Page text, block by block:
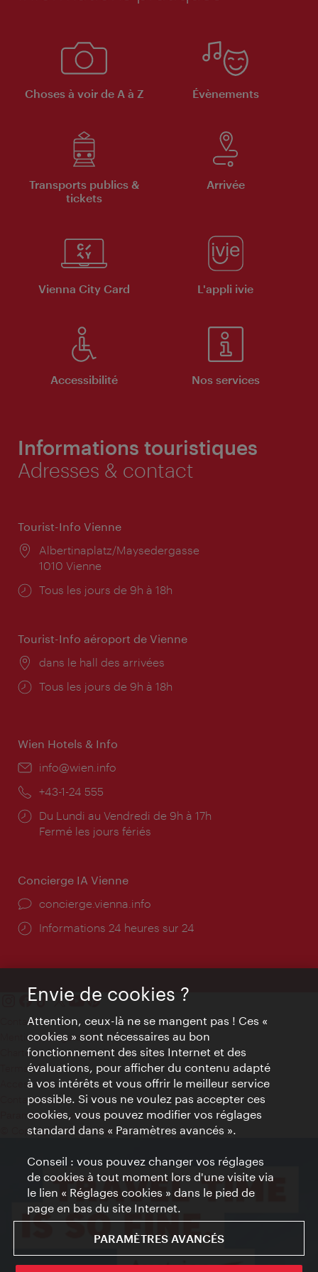
Choses à voir de A à Z Évènements
Transports publics &
tickets
Arrivée
Vienna City Card L'appli ivie
Accessibilité Nos services
Informations touristiques
Adresses & contact
Tourist-Info Vienne
Lieu:
Albertinaplatz/Maysedergasse
1010 Vienne
Horaires
Tous les jours de 9h à 18h
Tourist-Info aéroport de Vienne
Lieu:
dans le hall des arrivées
Horaires
Tous les jours de 9h à 18h
Wien Hotels & Info
E-
info@wien.info
Téléphone:
+43-1-24 555
Horaires
d'ouverture:
Du Lundi au Vendredi de 9h à 17h
Fermé les jours fériés
Concierge IA Vienne
Ort:
concierge.vienna.info
Öffnungszeiten:
Informations 24 heures sur 24
Contact
Mentions obligatoires
Charte sur le respect de la vie privée
Terms of Use
Accessibilité
Contact presse
Paramètres de cookies
© Copyright WienTourismus
Envie de cookies ?
Attention, ceux-là ne se mangent pas ! Ces «
cookies » sont nécessaires au bon
fonctionnement des sites Internet et des
évaluations, pour afficher du contenu adapté
à vos intérêts et vous offrir le meilleur service
possible. Si vous ne voulez pas accepter ces
cookies, vous pouvez modifier vos réglages
standard dans « Paramètres avancés ».
Conseil : vous pouvez changer vos réglages
de cookies à tout moment lors d'une visite via
le lien « Réglages cookies » dans le pied de
page en bas du site Internet.
PARAMÈTRES AVANCÉS